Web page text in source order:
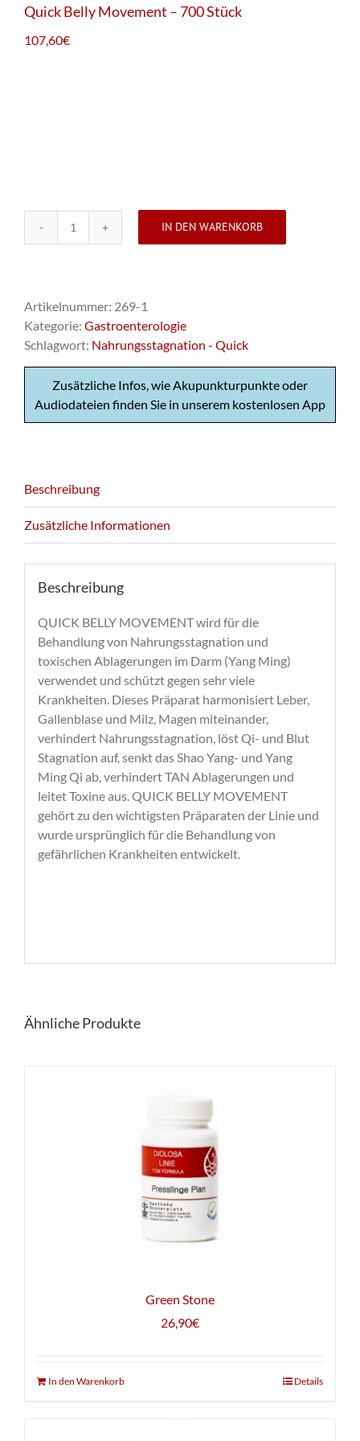
Quick Belly Movement – 700 Stück
107,60€
Quick
700
Stück
Menge
IN DEN WARENKORB
Artikelnummer: 269-1
Kategorie: Gastroenterologie
Schlagwort: Nahrungsstagnation - Quick
Zusätzliche Infos, wie Akupunkturpunkte oder
Audiodateien finden Sie in unserem kostenlosen App
Beschreibung
Zusätzliche Informationen
Beschreibung
QUICK BELLY MOVEMENT wird für die
Behandlung von Nahrungsstagnation und
toxischen Ablagerungen im Darm (Yang Ming)
verwendet und schützt gegen sehr viele
Krankheiten. Dieses Präparat harmonisiert Leber,
Gallenblase und Milz, Magen miteinander,
verhindert Nahrungsstagnation, löst Qi- und Blut
Stagnation auf, senkt das Shao Yang- und Yang
Ming Qi ab, verhindert TAN Ablagerungen und
leitet Toxine aus. QUICK BELLY MOVEMENT
gehört zu den wichtigsten Präparaten der Linie und
wurde ursprünglich für die Behandlung von
gefährlichen Krankheiten entwickelt.
Ähnliche Produkte
Green Stone
26,90€
In den Warenkorb Details